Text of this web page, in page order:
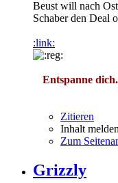
Beust will nach
Schaber den Deal
:link:
Entspanne
Zitieren
Inhalt
Zum
Grizzly